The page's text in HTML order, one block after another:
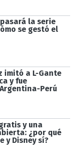
la serie
se gestó el
imitó a L-Gante
y fue
Perú
y una
¿por qué
y Disney sí?